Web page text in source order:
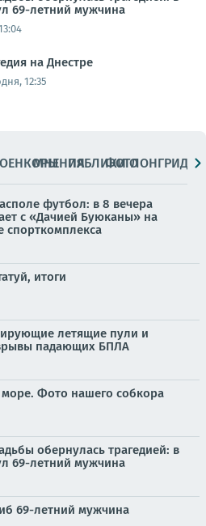
69-летний мужчина
на Днестре
12:35
МНЕНИЯПАБЛИКИ
ФОТОЛОНГРИДЫ
футбол: в 8 вечера
с «Дачией Буюканы» на
спорткомплекса
итоги
летящие пули и
падающих БПЛА
море. Фото нашего собкора
обернулась трагедией: в
69-летний мужчина
69-летний мужчина